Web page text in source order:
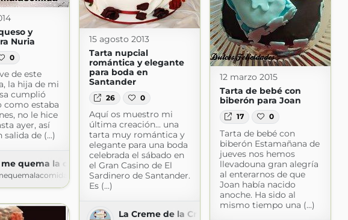
y
Nuria
0
de este
la hija de mi
cumplió
como estaba
no le hice
ayer, así
salida de (...)
me quema la comida
15 agosto 2013
Tarta nupcial
romántica y elegante
para boda en
Santander
26 0
Aquí os muestro mi
última creación... una
tarta muy romántica y
elegante para una boda
celebrada el sábado en
el Gran Casino de El
Sardinero de Santander.
Es (...)
La Creme de la Creme
12 marzo 2015
Tarta de bebé con
biberón para Joan
17 0
Tarta de bebé con
biberón Estamañana de
jueves nos hemos
llevadouna gran alegría
al enterarnos de que
Joan había nacido
anoche. Ha sido al
mismo tiempo una (...)